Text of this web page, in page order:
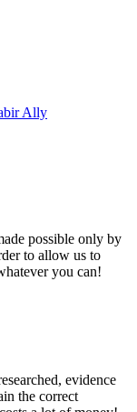
Ally
possible only by
to allow us to
you can!
evidence
the correct